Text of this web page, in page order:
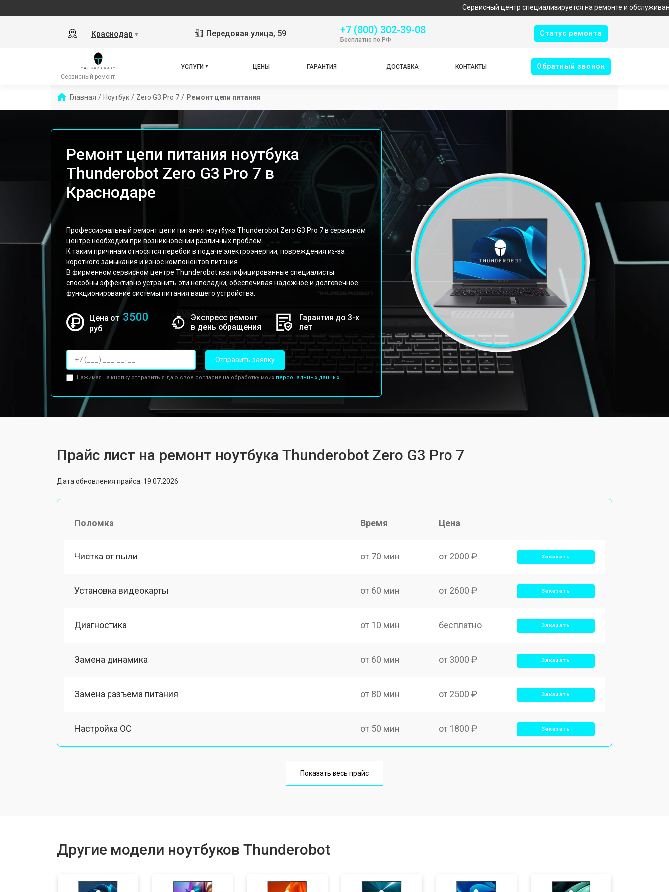
Сервисный центр специализируется на ремонте и обслуживании
Краснодар ▼ Передовая улица, 59 +7 (800) 302-39-08
Бесплатно по РФ
Cтатус ремонта
Сервисный ремонт
УСЛУГИ ЦЕНЫ ГАРАНТИЯ ДОСТАВКА КОНТАКТЫ Oбратный звонок
Главная / Ноутбук / Zero G3 Pro 7 / Ремонт цепи питания
Ремонт цепи питания ноутбука
Thunderobot Zero G3 Pro 7 в
Краснодаре
Профессиональный ремонт цепи питания ноутбука Thunderobot Zero G3 Pro 7 в сервисном
центре необходим при возникновении различных проблем.
К таким причинам относятся перебои в подаче электроэнергии, повреждения из-за
короткого замыкания и износ компонентов питания.
В фирменном сервисном центре Thunderobot квалифицированные специалисты
способны эффективно устранить эти неполадки, обеспечивая надежное и долговечное
функционирование системы питания вашего устройства.
Цена от 3500
руб
Экспресс ремонт
в день обращения
Гарантия до 3-х
лет
Отправить заявку
Нажимая на кнопку отправить я даю свое согласие на обработку моих персональных данных.
Прайс лист на ремонт ноутбука Thunderobot Zero G3 Pro 7
Дата обновления прайса: 19.07.2026
Поломка Время Цена
Чистка от пыли от 70 мин от 2000 ₽ Заказать
Установка видеокарты от 60 мин от 2600 ₽ Заказать
Диагностика от 10 мин бесплатно Заказать
Замена динамика от 60 мин от 3000 ₽ Заказать
Замена разъема питания от 80 мин от 2500 ₽ Заказать
Настройка ОС от 50 мин от 1800 ₽ Заказать
от 100 мин
Показать весь прайс
Другие модели ноутбуков Thunderobot